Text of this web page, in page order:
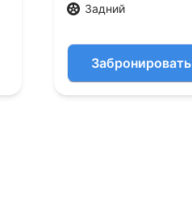
Задний
Забронировать